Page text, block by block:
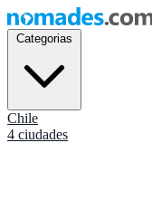
Chile
4 ciudades